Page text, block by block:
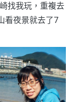
找我玩，重複去
看夜景就去了7